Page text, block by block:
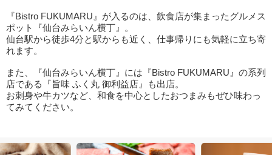
『Bistro FUKUMARU』が入るのは、飲食店が集まったグルメス
ポット『仙台みらいん横丁』。
仙台駅から徒歩4分と駅からも近く、仕事帰りにも気軽に立ち寄
れます。
また、『仙台みらいん横丁』には『Bistro FUKUMARU』の系列
店である『旨味 ふく丸 御利益店』も出店。
お刺身や牛カツなど、和食を中心としたおつまみもぜひ味わっ
てみてください。